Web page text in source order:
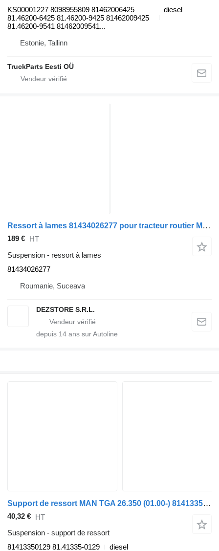
KS00001227 8098955809 81462006425
81.46200-6425 81.46200-9425 81462009425
81.46200-9541 81462009541...
diesel
Estonie, Tallinn
TruckParts Eesti OÜ
Ressort à lames 81434026277 pour tracteur routier MAN TGA
189 € HT
Suspension - ressort à lames
81434026277
Roumanie, Suceava
DEZSTORE S.R.L.
depuis 14 ans sur Autoline
Support de ressort MAN TGA 26.350 (01.00-) 81413350129 pour tracteur routier MAN 4-series, TGA (1993-2009)
40,32 € HT
Suspension - support de ressort
81413350129 81.41335-0129
diesel